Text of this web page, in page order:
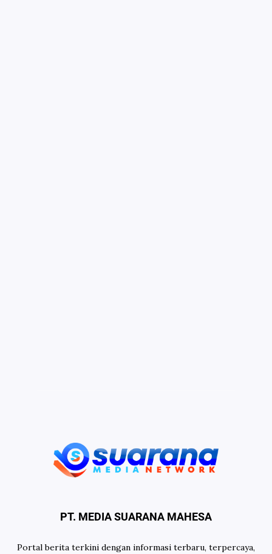
PT. MEDIA SUARANA MAHESA
Portal berita terkini dengan informasi terbaru, terpercaya,